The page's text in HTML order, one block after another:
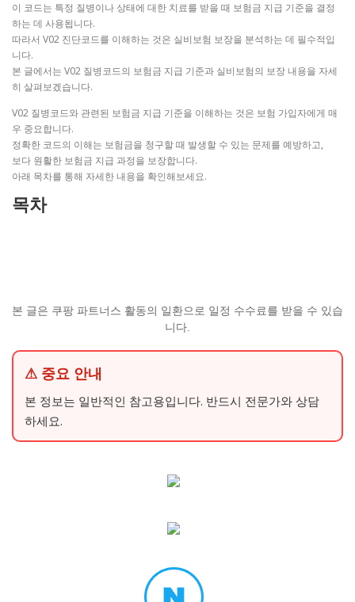
이 코드는 특정 질병이나 상태에 대한 치료를 받을 때 보험금 지급 기준을 결정
하는 데 사용됩니다.
따라서 V02 진단코드를 이해하는 것은 실비보험 보장을 분석하는 데 필수적입
니다.
본 글에서는 V02 질병코드의 보험금 지급 기준과 실비보험의 보장 내용을 자세
히 살펴보겠습니다.
V02 질병코드와 관련된 보험금 지급 기준을 이해하는 것은 보험 가입자에게 매
우 중요합니다.
정확한 코드의 이해는 보험금을 청구할 때 발생할 수 있는 문제를 예방하고,
보다 원활한 보험금 지급 과정을 보장합니다.
아래 목차를 통해 자세한 내용을 확인해보세요.
목차
본 글은 쿠팡 파트너스 활동의 일환으로 일정 수수료를 받을 수 있습
니다.
⚠ 중요 안내
본 정보는 일반적인 참고용입니다. 반드시 전문가와 상담
하세요.